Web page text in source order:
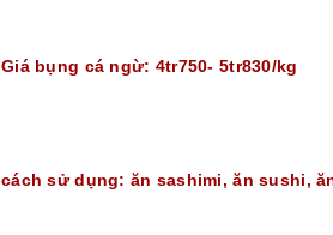
Giá bụng cá ngừ: 4tr750- 5tr830/kg
cách sử dụng: ăn sashimi, ăn sushi,